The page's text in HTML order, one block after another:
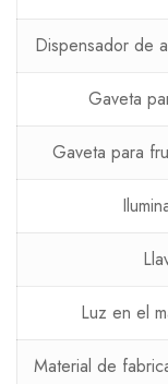
Dispensador de
Gaveta
Gaveta para
Luz en el
Material de